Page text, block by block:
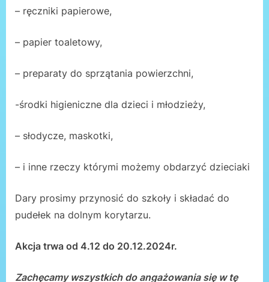
– ręczniki papierowe,
– papier toaletowy,
– preparaty do sprzątania powierzchni,
-środki higieniczne dla dzieci i młodzieży,
– słodycze, maskotki,
– i inne rzeczy którymi możemy obdarzyć dzieciaki
Dary prosimy przynosić do szkoły i składać do
pudełek na dolnym korytarzu.
Akcja trwa od 4.12 do 20.12.2024r.
Zachęcamy wszystkich do angażowania się w tę